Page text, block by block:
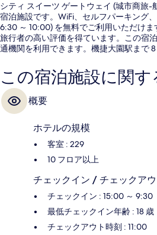
シティ スイーツ ゲートウェイ (城市商旅
宿泊施設です。WiFi、セルフパーキング
6:30 ～ 10:00) を無料でご利用いただけ
旅行者の高い評価を得ています。この宿
通機関を利用できます。機捷大園駅まで 8
この宿泊施設に関す
概要
ホテルの規模
客室 : 229
10 フロア以上
チェックイン / チェックアウ
チェックイン : 15:00 ～ 9:30
最低チェックイン年齢 : 18 歳
チェックアウト時刻 : 11:00